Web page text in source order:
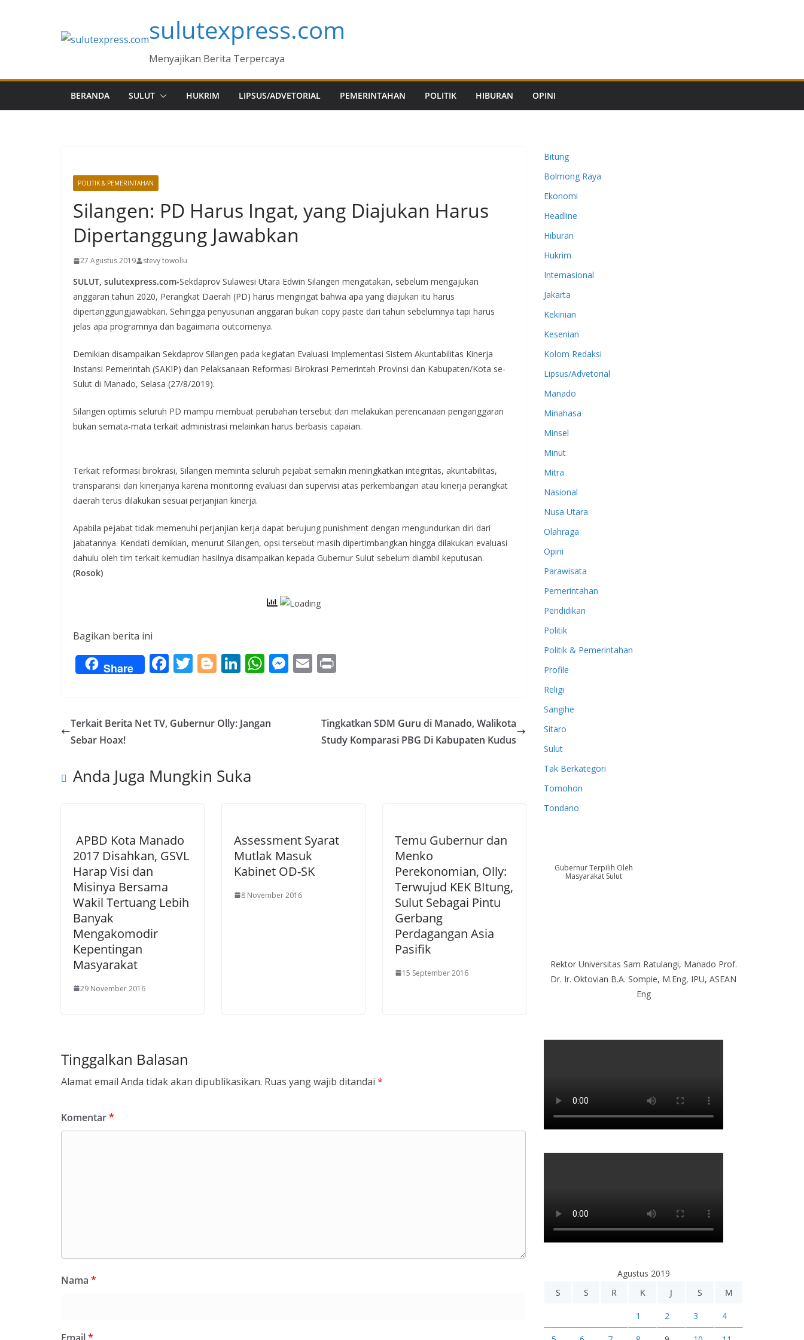
sulutexpress.com
Menyajikan Berita Terpercaya
BERANDA SULUT HUKRIM LIPSUS/ADVETORIAL PEMERINTAHAN POLITIK HIBURAN OPINI
POLITIK & PEMERINTAHAN
Silangen: PD Harus Ingat, yang Diajukan Harus
Dipertanggung Jawabkan
27 Agustus 2019 stevy towoliu
SULUT, sulutexpress.com-Sekdaprov Sulawesi Utara Edwin Silangen mengatakan, sebelum mengajukan
anggaran tahun 2020, Perangkat Daerah (PD) harus mengingat bahwa apa yang diajukan itu harus
dipertanggungjawabkan. Sehingga penyusunan anggaran bukan copy paste dari tahun sebelumnya tapi harus
jelas apa programnya dan bagaimana outcomenya.
Demikian disampaikan Sekdaprov Silangen pada kegiatan Evaluasi Implementasi Sistem Akuntabilitas Kinerja
Instansi Pemerintah (SAKIP) dan Pelaksanaan Reformasi Birokrasi Pemerintah Provinsi dan Kabupaten/Kota se-
Sulut di Manado, Selasa (27/8/2019).
Silangen optimis seluruh PD mampu membuat perubahan tersebut dan melakukan perencanaan penganggaran
bukan semata-mata terkait administrasi melainkan harus berbasis capaian.
Terkait reformasi birokrasi, Silangen meminta seluruh pejabat semakin meningkatkan integritas, akuntabilitas,
transparansi dan kinerjanya karena monitoring evaluasi dan supervisi atas perkembangan atau kinerja perangkat
daerah terus dilakukan sesuai perjanjian kinerja.
Apabila pejabat tidak memenuhi perjanjian kerja dapat berujung punishment dengan mengundurkan diri dari
jabatannya. Kendati demikian, menurut Silangen, opsi tersebut masih dipertimbangkan hingga dilakukan evaluasi
dahulu oleh tim terkait kemudian hasilnya disampaikan kepada Gubernur Sulut sebelum diambil keputusan.
(Rosok)
Bagikan berita ini
Share F
b
k
T
er
Bl
g
Li
e
W
s
M E
Terkait Berita Net TV, Gubernur Olly: Jangan
Sebar Hoax!
Tingkatkan SDM Guru di Manado, Walikota
Study Komparasi PBG Di Kabupaten Kudus
Anda Juga Mungkin Suka
APBD Kota Manado
2017 Disahkan, GSVL
Harap Visi dan
Misinya Bersama
Wakil Tertuang Lebih
Banyak
Mengakomodir
Kepentingan
Masyarakat
29 November 2016
Assessment Syarat
Mutlak Masuk
Kabinet OD-SK
8 November 2016
Temu Gubernur dan
Menko
Perekonomian, Olly:
Terwujud KEK BItung,
Sulut Sebagai Pintu
Gerbang
Perdagangan Asia
Pasifik
15 September 2016
Tinggalkan Balasan
Alamat email Anda tidak akan dipublikasikan. Ruas yang wajib ditandai *
Komentar*
Nama *
Bitung
Bolmong Raya
Ekonomi
Headline
Hiburan
Hukrim
Internasional
Jakarta
Kekinian
Kesenian
Kolom Redaksi
Lipsus/Advetorial
Manado
Minahasa
Minsel
Minut
Mitra
Nasional
Nusa Utara
Olahraga
Opini
Parawisata
Pemerintahan
Pendidikan
Politik
Politik & Pemerintahan
Profile
Religi
Sangihe
Sitaro
Sulut
Tak Berkategori
Tomohon
Tondano
Gubernur Terpilih Oleh
Masyarakat Sulut
Rektor Universitas Sam Ratulangi, Manado Prof.
Dr. Ir. Oktovian B.A. Sompie, M.Eng, IPU, ASEAN
Eng
Agustus 2019
S
S R K J S M
1 2 3 4